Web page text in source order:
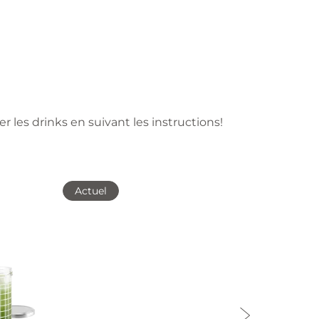
les drinks en suivant les instructions!
Actuel